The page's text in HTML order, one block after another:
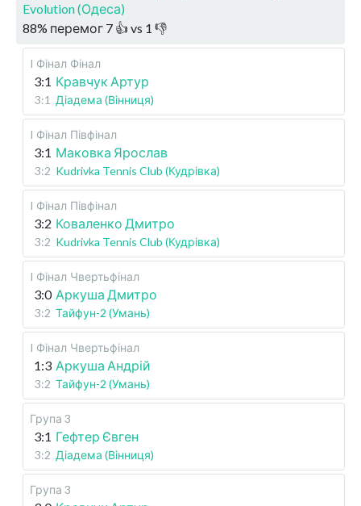
Evolution (Одеса)
88% перемог 7 👍 vs 1 👎
I Фінал Фінал
3:1 Кравчук Артур
3:1 Діадема (Вінниця)
I Фінал Півфінал
3:1 Маковка Ярослав
3:2 Kudrivka Tennis Club (Кудрівка)
I Фінал Півфінал
3:2 Коваленко Дмитро
3:2 Kudrivka Tennis Club (Кудрівка)
I Фінал Чвертьфінал
3:0 Аркуша Дмитро
3:2 Тайфун-2 (Умань)
I Фінал Чвертьфінал
1:3 Аркуша Андрій
3:2 Тайфун-2 (Умань)
Група 3
3:1 Гефтер Євген
3:2 Діадема (Вінниця)
Група 3